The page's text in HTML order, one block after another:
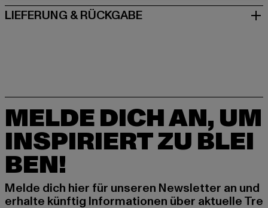
LIEFERUNG & RÜCKGABE
MELDE DICH AN, UM
INSPIRIERT ZU BLEI
BEN!
Melde dich hier für unseren Newsletter an und
erhalte künftig Informationen über aktuelle Tre